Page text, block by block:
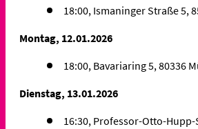
18:00, Ismaninger Straße 5,
Montag, 12.01.2026
18:00, Bavariaring 5, 80336
Dienstag, 13.01.2026
16:30, Professor-Otto-Hupp-